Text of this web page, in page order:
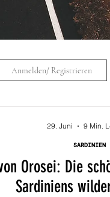
Anmelden/ Registrieren
Orosei: Die
Sardiniens
SARDINIEN
29. Juni 9 Min.